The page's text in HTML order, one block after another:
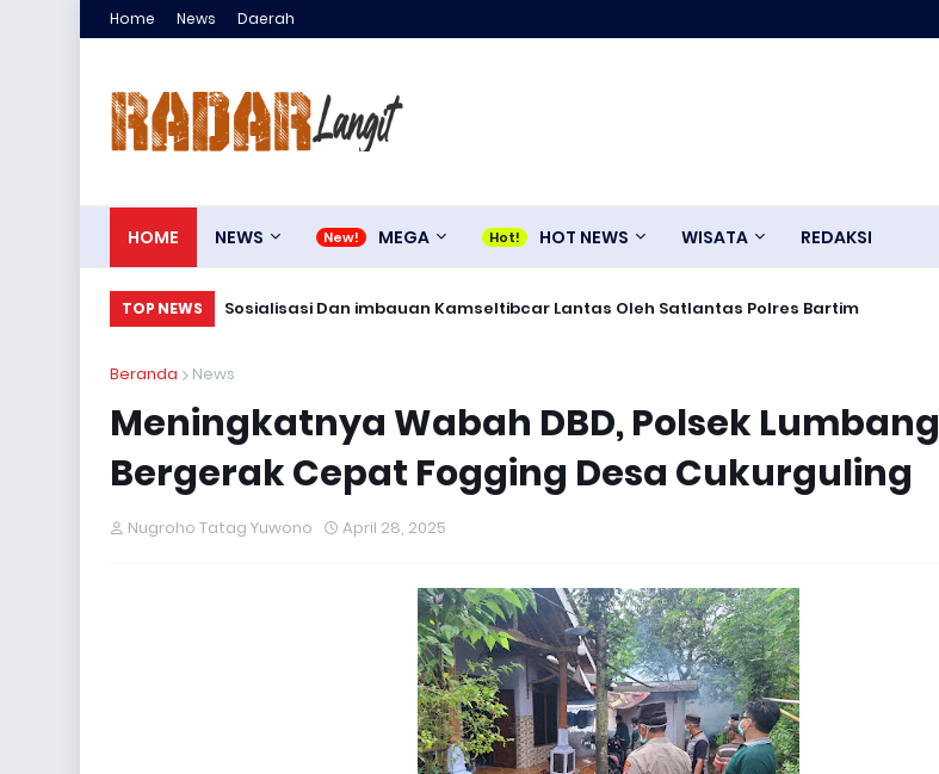
Home News Daerah
HOME NEWS MEGA HOT NEWS WISATA REDAKSI
TOP NEWS Sosialisasi Dan imbauan Kamseltibcar Lantas Oleh Satlantas Polres Bartim
Beranda News
Meningkatnya Wabah DBD, Polsek Lumbang
Bergerak Cepat Fogging Desa Cukurguling
Nugroho Tatag Yuwono April 28, 2025